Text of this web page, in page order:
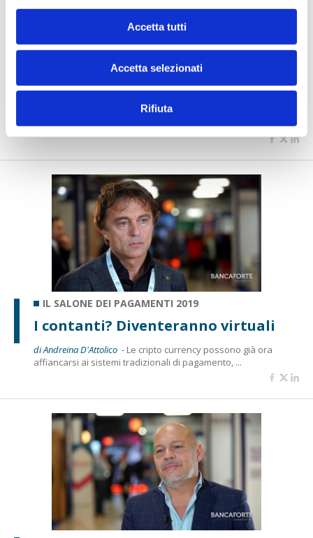
Accetta tutti
Accetta selezionati
Rifiuta
IL SALONE DEI PAGAMENTI 2019
Il Pos? Ora basta lo smartphone
Al Salone dei Pagamenti Intesa Sanpaolo e
Mastercard hanno presentato Tap on Phone, l...
IL SALONE DEI PAGAMENTI 2019
I contanti? Diventeranno virtuali
di Andreina D'Attolico - Le cripto currency possono già ora
affiancarsi ai sistemi tradizionali di pagamento, ...